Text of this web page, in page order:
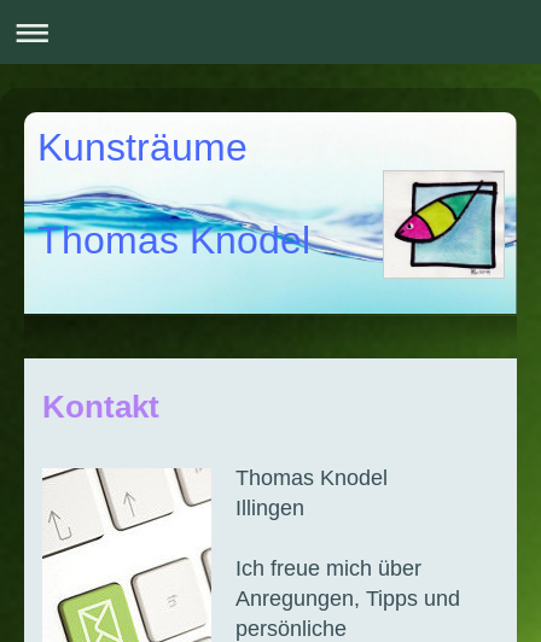
Kunsträume
Thomas Knodel
Kontakt
Thomas Knodel
Illingen
Ich freue mich über
Anregungen, Tipps und
persönliche